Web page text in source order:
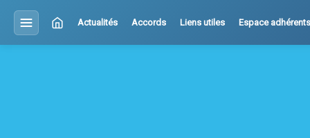
Actualités Accords Liens utiles Espace adhérents